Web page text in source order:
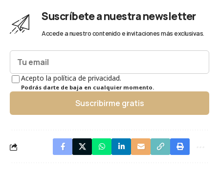
Suscríbete a nuestra newsletter
Accede a nuestro contenido e invitaciones más exclusivas.
Acepto la política de privacidad.
Podrás darte de baja en cualquier momento.
Suscribirme gratis